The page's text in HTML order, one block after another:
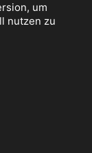
um
nutzen zu